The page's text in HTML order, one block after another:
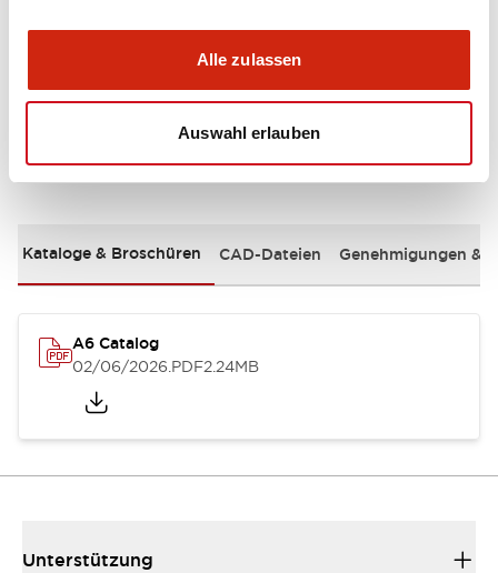
Alle zulassen
Auswahl erlauben
Dokumente und Dateien
Kataloge & Broschüren CAD-Dateien Genehmigungen &
A6 Catalog
02/06/2026.PDF2.24MB
Unterstützung